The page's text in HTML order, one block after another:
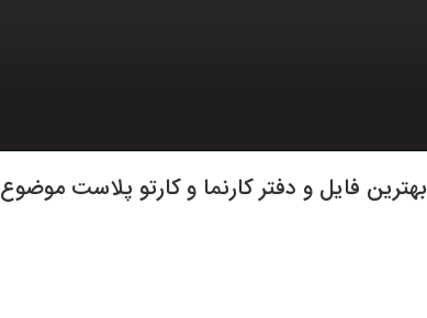
نمونه طرح جابر ششم ابتدایی 98-97 بهترین فایل و دفتر کارنما و کارتو پلاست موضوع